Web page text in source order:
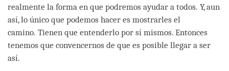
realmente la forma en que podremos ayudar a todos. Y, aun
así, lo único que podemos hacer es mostrarles el
camino. Tienen que entenderlo por sí mismos. Entonces
tenemos que convencernos de que es posible llegar a ser
así.